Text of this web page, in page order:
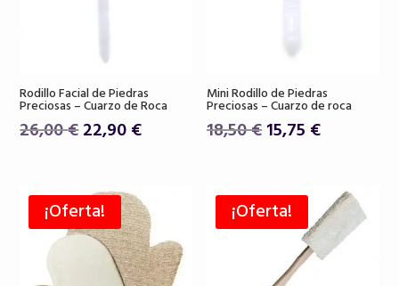
Rodillo Facial de Piedras
Preciosas – Cuarzo de Roca
26,00€El
era:
26,00 €.
22,90€El
es:
22,90 €.
Mini Rodillo de Piedras
Preciosas – Cuarzo de roca
18,50€El
era:
18,50 €.
15,75 €El
es:
15,75 €.
¡Oferta! ¡Oferta!